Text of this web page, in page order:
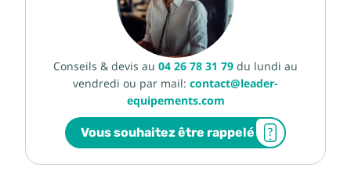
Conseils & devis au 04 26 78 31 79 du lundi au
vendredi ou par mail: contact@leader-
equipements.com
Vous souhaitez être rappelé